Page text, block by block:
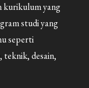
kurikulum yang
studi yang
seperti
teknik, desain,